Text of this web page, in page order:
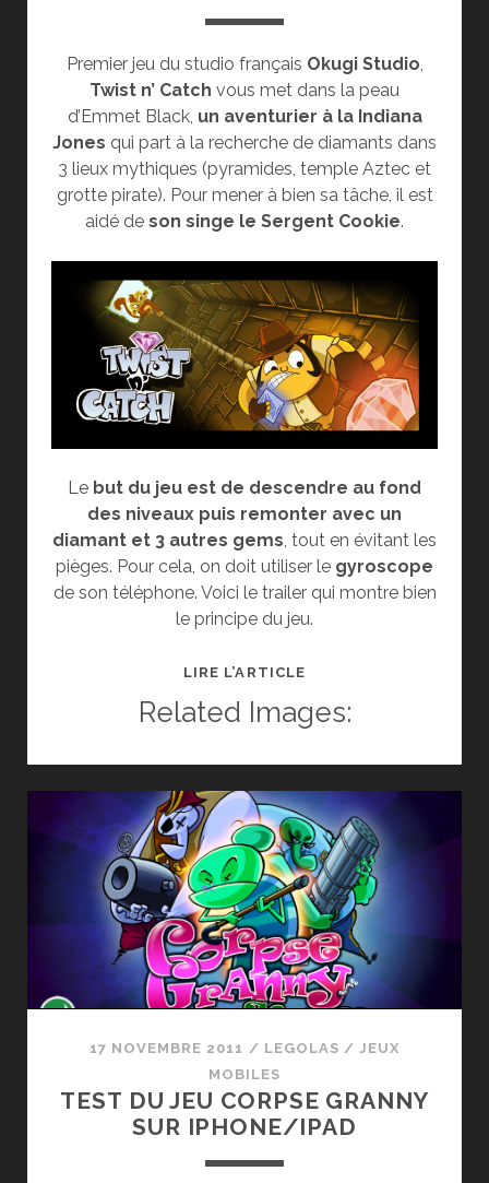
Premier jeu du studio français Okugi Studio
Twist n’ Catch vous met dans la peau
d’Emmet Black, un aventurier à la Indiana
Jones qui part à la recherche de diamants dans
3 lieux mythiques (pyramides, temple Aztec et
grotte pirate). Pour mener à bien sa tâche, il est
aidé de son singe le Sergent Cookie.
Le but du jeu est de descendre au fond
des niveaux puis remonter avec un
diamant et 3 autres gems, tout en évitant les
pièges. Pour cela, on doit utiliser le gyroscope
de son téléphone. Voici le trailer qui montre bien
le principe du jeu.
LIRE L’ARTICLETEST
JEU
CATCH
:
UN
JOYAU
?
(IOS/ANDROID)
Related Images:
17 NOVEMBRE 2011 / LEGOLAS /JEUX
MOBILES
TEST DU JEU CORPSE GRANNY
SUR IPHONE/IPAD